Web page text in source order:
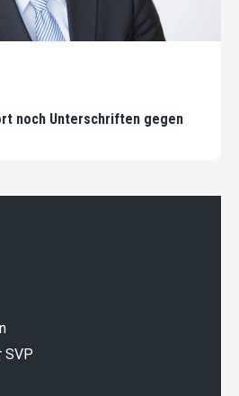
noch Unterschriften gegen
SVP